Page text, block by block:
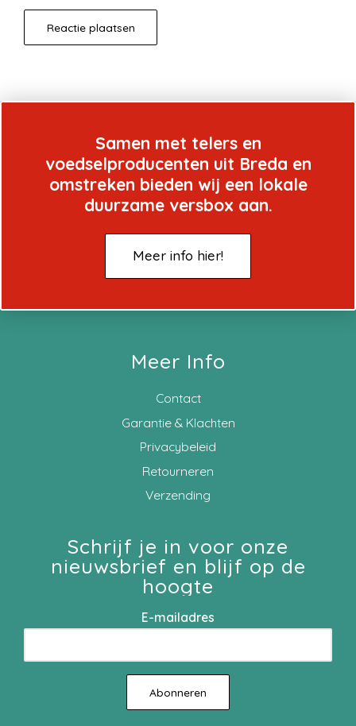
Samen met telers en
voedselproducenten uit Breda en
omstreken bieden wij een lokale
duurzame versbox aan.
Meer info hier!
Meer Info
Contact
Garantie & Klachten
Privacybeleid
Retourneren
Verzending
Schrijf je in voor onze
nieuwsbrief en blijf op de
hoogte
E-mailadres